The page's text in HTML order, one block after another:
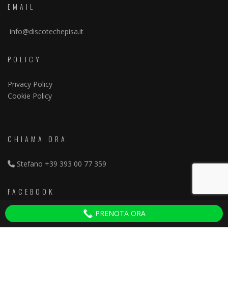
EMAIL
info@discotechepisa.it
POLICY
Privacy Policy
Cookie Policy
CHIAMA ORA
Stefano +39 393 00 77 359
FACEBOOK
Discoteche Pisa
PRENOTA ORA